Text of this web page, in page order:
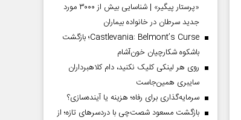
«پرستار پیگیر» | شناسایی بیش از ۳۰۰۰ مورد
جدید سرطان در خانواده بیماران
Castlevania: Belmont’s Curse؛ بازگشت
باشکوه شکارچیان خون‌آشام
روی هر لینکی کلیک نکنید، دام کلاهبرداران
سایبری همین‌جاست
سرمایه‌گذاری برای رفاه؛ هزینه یا آینده‌سازی؟
بازگشت مسعود شصت‌چی با دردسر‌های تازه؛ از